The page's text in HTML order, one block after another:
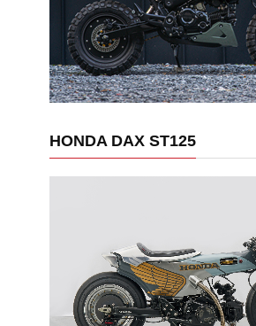
HONDA DAX ST125